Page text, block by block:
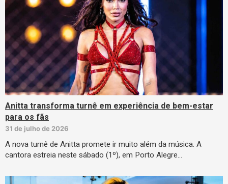
Anitta transforma turnê em experiência de bem-estar
para os fãs
31 de julho de 2026
A nova turnê de Anitta promete ir muito além da música. A
cantora estreia neste sábado (1º), em Porto Alegre…